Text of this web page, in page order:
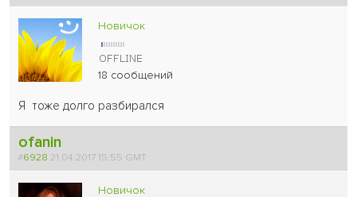
Новичок
18 сообщений
Я тоже долго разбирался
ofanin
#6928 21.04.2017 15:55 GMT
Новичок